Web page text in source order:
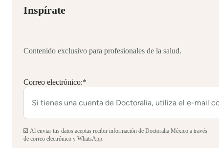
Inspírate
Contenido exclusivo para profesionales de la salud.
Correo electrónico:*
☑️ Al enviar tus datos aceptas recibir información de Doctoralia México a través
de correo electrónico y WhatsApp.